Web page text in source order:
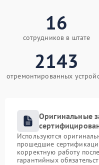
16
сотрудников в штате
2143
отремонтированных
Оригинальные
Используются
прошедшие
корректную работу
гарантийных